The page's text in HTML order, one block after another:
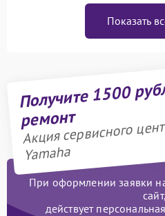
Показать
Получите 1500
ремонт
Акция сервисного
Yamaha
При оформлении заявки
сайт,
действует